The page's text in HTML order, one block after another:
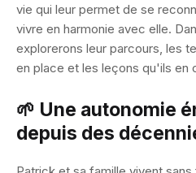
vie qui leur permet de se
vivre en harmonie avec elle.
explorerons leur parcours, les
en place et les leçons qu'ils en
🌱 Une autonomie
depuis des